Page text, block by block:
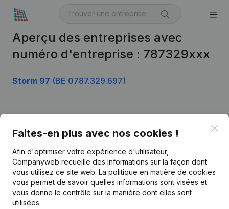
Aperçu des entreprises avec
numéro d'entreprise : 787329xxx
Storm 97 (BE 0787.329.697)
Faites-en plus avec nos cookies !
Afin d'optimiser votre expérience d'utilisateur,
Companyweb recueille des informations sur la façon dont
vous utilisez ce site web. La politique en matière de cookies
vous permet de savoir quelles informations sont visées et
vous donne le contrôle sur la manière dont elles sont
utilisées.
Français
Kantorenpark Everest
Leuvensesteenweg
Informations d’entreprise
Monitoring
Recherche internationale
Prospection